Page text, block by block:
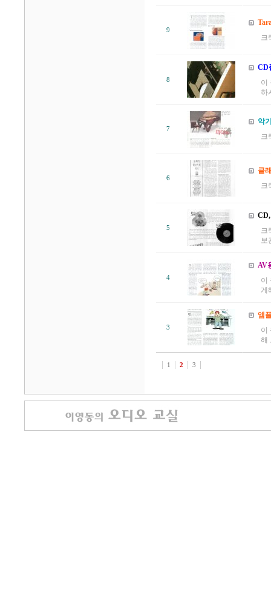
9
크
8
CD
이
하
7
악
크
6
클
크
5
크
보
4
AV
이
게
3
앰
이
해
1 2 3